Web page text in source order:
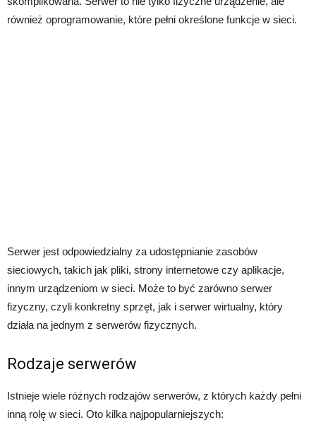
również oprogramowanie, które pełni określone funkcje w sieci.
Serwer jest odpowiedzialny za udostępnianie zasobów
sieciowych, takich jak pliki, strony internetowe czy aplikacje,
innym urządzeniom w sieci. Może to być zarówno serwer
fizyczny, czyli konkretny sprzęt, jak i serwer wirtualny, który
działa na jednym z serwerów fizycznych.
Rodzaje serwerów
Istnieje wiele różnych rodzajów serwerów, z których każdy pełni
inną rolę w sieci. Oto kilka najpopularniejszych: